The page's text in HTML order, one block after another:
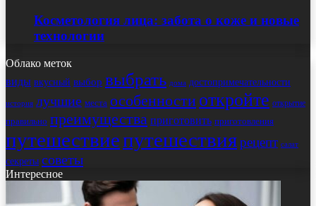
Косметология лица: забота о коже и новые
технологии
Облако меток
виды вкусный выбор выбрать дома достопримечательности
история лучшие места особенности откройте открытие
правильно преимущества приготовить приготовления
путешествиепутешествиярецепт салат
секреты советы
Интересное